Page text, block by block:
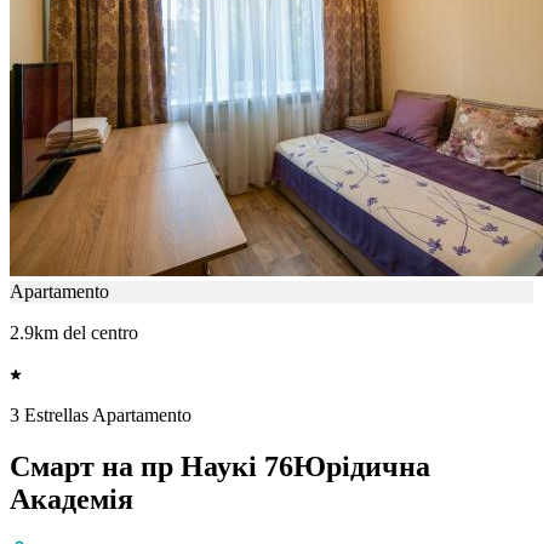
Apartamento
2.9km del centro
3 Estrellas Apartamento
Смарт на пр Наукі 76Юрідична
Академія